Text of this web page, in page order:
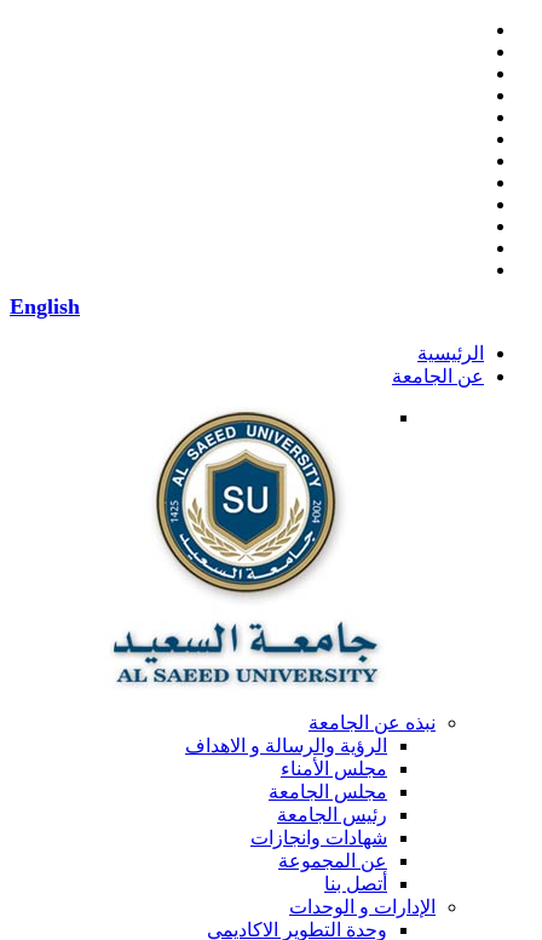
English
الرئيسية
عن الجامعة
نبذه عن الجامعة
الرؤية والرسالة و الاهداف
مجلس الأمناء
مجلس الجامعة
رئيس الجامعة
شهادات وانجازات
عن المجموعة
أتصل بنا
الإدارات و الوحدات
وحدة التطوير الاكاديمي